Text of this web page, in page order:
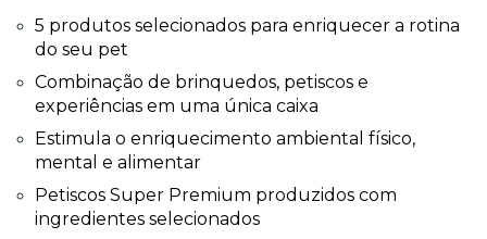
5 produtos selecionados para enriquecer a rotina
do seu pet
Combinação de brinquedos, petiscos e
experiências em uma única caixa
Estimula o enriquecimento ambiental físico,
mental e alimentar
Petiscos Super Premium produzidos com
ingredientes selecionados